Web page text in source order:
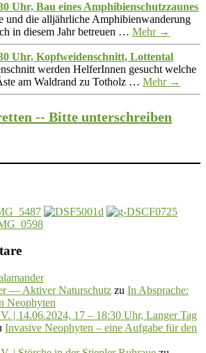
Uhr, Bau eines Amphibienschutzzaunes
und die alljährliche Amphibienwanderung
in diesem Jahr betreuen … Mehr →
Uhr, Kopfweidenschnitt, Lottental
werden HelferInnen gesucht welche
am Waldrand zu Totholz … Mehr →
-- Bitte unterschreiben
— Aktiver Naturschutz zu In Absprache:
Neophyten
| 14.06.2024, 17 – 18:30 Uhr, Langer Tag
Invasive Neophyten – eine Aufgabe für den